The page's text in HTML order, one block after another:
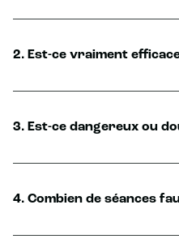
2. Est-ce vraiment
3. Est-ce dangereux ou
4. Combien de séances